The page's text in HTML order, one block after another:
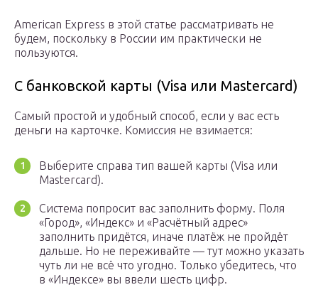
American Express в этой статье рассматривать не
будем, поскольку в России им практически не
пользуются.
С банковской карты (Visa или Mastercard)
Самый простой и удобный способ, если у вас есть
деньги на карточке. Комиссия не взимается:
Выберите справа тип вашей карты (Visa или
Mastercard).
Система попросит вас заполнить форму. Поля
«Город», «Индекс» и «Расчётный адрес»
заполнить придётся, иначе платёж не пройдёт
дальше. Но не переживайте — тут можно указать
чуть ли не всё что угодно. Только убедитесь, что
в «Индексе» вы ввели шесть цифр.